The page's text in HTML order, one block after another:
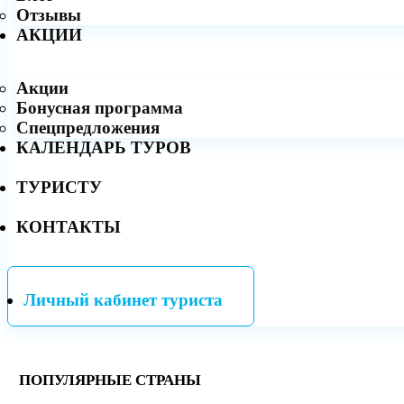
Отзывы
АКЦИИ
Акции
Бонусная программа
Спецпредложения
КАЛЕНДАРЬ ТУРОВ
ТУРИСТУ
КОНТАКТЫ
Личный кабинет туриста
ПОПУЛЯРНЫЕ СТРАНЫ